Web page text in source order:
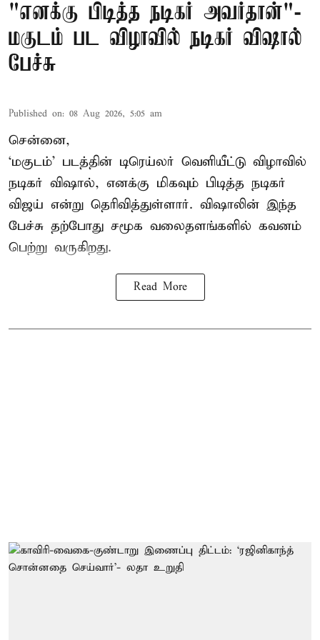
"எனக்கு பிடித்த நடிகர் அவர்தான்"-
மகுடம் பட விழாவில் நடிகர் விஷால்
பேச்சு
Published on: 08 Aug 2026, 5:05 am
சென்னை,
‘மகுடம்’ படத்தின் டிரெய்லர் வெளியீட்டு விழாவில்
நடிகர் விஷால், எனக்கு மிகவும் பிடித்த நடிகர்
விஜய் என்று தெரிவித்துள்ளார். விஷாலின் இந்த
பேச்சு தற்போது சமூக வலைதளங்களில் கவனம்
பெற்று வருகிறது.
Read More